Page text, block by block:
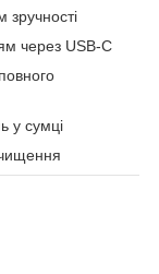
через USB-C
у сумці